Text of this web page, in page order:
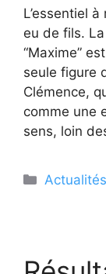
L’essentiel
eu de fils.
“Maxime”
seule figure
Clémence,
comme une
sens, loin